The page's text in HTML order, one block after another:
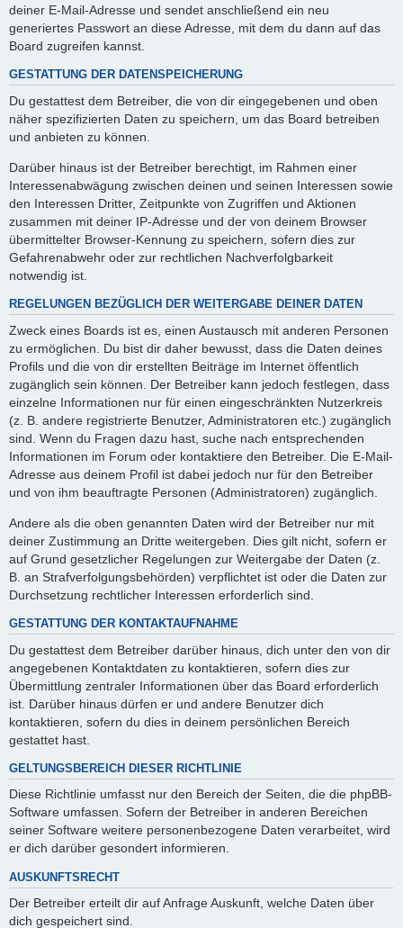
deiner E-Mail-Adresse und sendet anschließend ein neu
generiertes Passwort an diese Adresse, mit dem du dann auf das
Board zugreifen kannst.
GESTATTUNG DER DATENSPEICHERUNG
Du gestattest dem Betreiber, die von dir eingegebenen und oben
näher spezifizierten Daten zu speichern, um das Board betreiben
und anbieten zu können.
Darüber hinaus ist der Betreiber berechtigt, im Rahmen einer
Interessenabwägung zwischen deinen und seinen Interessen sowie
den Interessen Dritter, Zeitpunkte von Zugriffen und Aktionen
zusammen mit deiner IP-Adresse und der von deinem Browser
übermittelter Browser-Kennung zu speichern, sofern dies zur
Gefahrenabwehr oder zur rechtlichen Nachverfolgbarkeit
notwendig ist.
REGELUNGEN BEZÜGLICH DER WEITERGABE DEINER DATEN
Zweck eines Boards ist es, einen Austausch mit anderen Personen
zu ermöglichen. Du bist dir daher bewusst, dass die Daten deines
Profils und die von dir erstellten Beiträge im Internet öffentlich
zugänglich sein können. Der Betreiber kann jedoch festlegen, dass
einzelne Informationen nur für einen eingeschränkten Nutzerkreis
(z. B. andere registrierte Benutzer, Administratoren etc.) zugänglich
sind. Wenn du Fragen dazu hast, suche nach entsprechenden
Informationen im Forum oder kontaktiere den Betreiber. Die E-Mail-
Adresse aus deinem Profil ist dabei jedoch nur für den Betreiber
und von ihm beauftragte Personen (Administratoren) zugänglich.
Andere als die oben genannten Daten wird der Betreiber nur mit
deiner Zustimmung an Dritte weitergeben. Dies gilt nicht, sofern er
auf Grund gesetzlicher Regelungen zur Weitergabe der Daten (z.
B. an Strafverfolgungsbehörden) verpflichtet ist oder die Daten zur
Durchsetzung rechtlicher Interessen erforderlich sind.
GESTATTUNG DER KONTAKTAUFNAHME
Du gestattest dem Betreiber darüber hinaus, dich unter den von dir
angegebenen Kontaktdaten zu kontaktieren, sofern dies zur
Übermittlung zentraler Informationen über das Board erforderlich
ist. Darüber hinaus dürfen er und andere Benutzer dich
kontaktieren, sofern du dies in deinem persönlichen Bereich
gestattet hast.
GELTUNGSBEREICH DIESER RICHTLINIE
Diese Richtlinie umfasst nur den Bereich der Seiten, die die phpBB-
Software umfassen. Sofern der Betreiber in anderen Bereichen
seiner Software weitere personenbezogene Daten verarbeitet, wird
er dich darüber gesondert informieren.
AUSKUNFTSRECHT
Der Betreiber erteilt dir auf Anfrage Auskunft, welche Daten über
dich gespeichert sind.